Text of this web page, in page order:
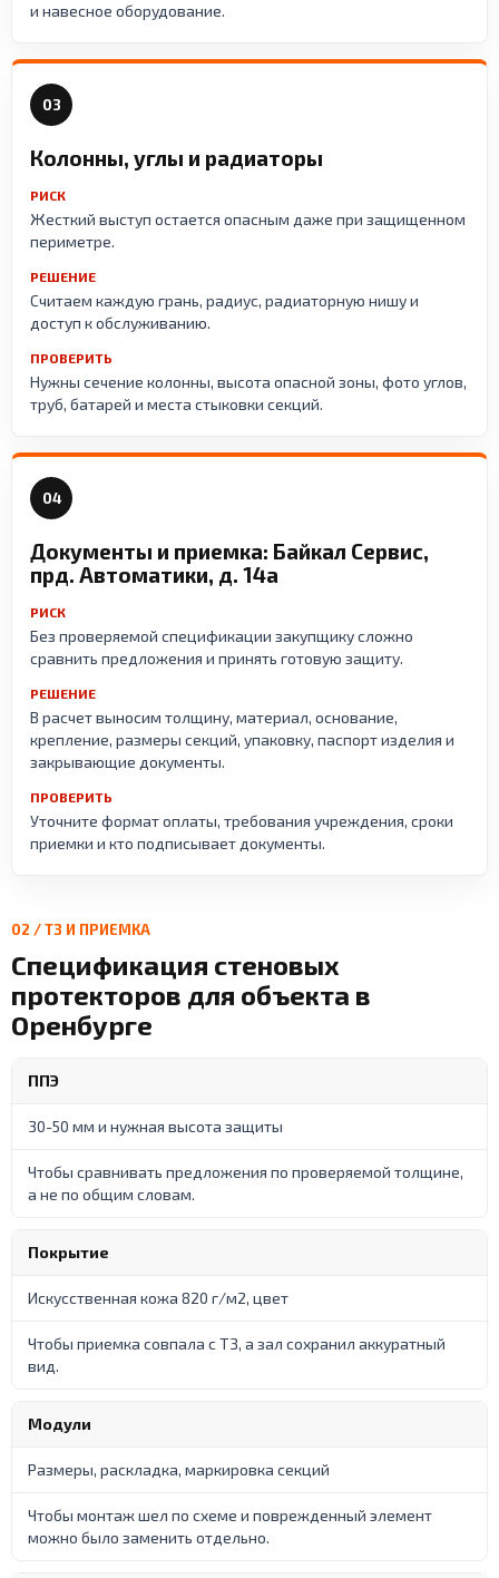
и навесное оборудование.
03
Колонны, углы и радиаторы
РИСК
Жесткий выступ остается опасным даже при защищенном
периметре.
РЕШЕНИЕ
Считаем каждую грань, радиус, радиаторную нишу и
доступ к обслуживанию.
ПРОВЕРИТЬ
Нужны сечение колонны, высота опасной зоны, фото углов,
труб, батарей и места стыковки секций.
04
Документы и приемка: Байкал Сервис,
прд. Автоматики, д. 14а
РИСК
Без проверяемой спецификации закупщику сложно
сравнить предложения и принять готовую защиту.
РЕШЕНИЕ
В расчет выносим толщину, материал, основание,
крепление, размеры секций, упаковку, паспорт изделия и
закрывающие документы.
ПРОВЕРИТЬ
Уточните формат оплаты, требования учреждения, сроки
приемки и кто подписывает документы.
02 / ТЗ И ПРИЕМКА
Спецификация стеновых
протекторов для объекта в
Оренбурге
ППЭ
30-50 мм и нужная высота защиты
Чтобы сравнивать предложения по проверяемой толщине,
а не по общим словам.
Покрытие
Искусственная кожа 820 г/м2, цвет
Чтобы приемка совпала с ТЗ, а зал сохранил аккуратный
вид.
Модули
Размеры, раскладка, маркировка секций
Чтобы монтаж шел по схеме и поврежденный элемент
можно было заменить отдельно.